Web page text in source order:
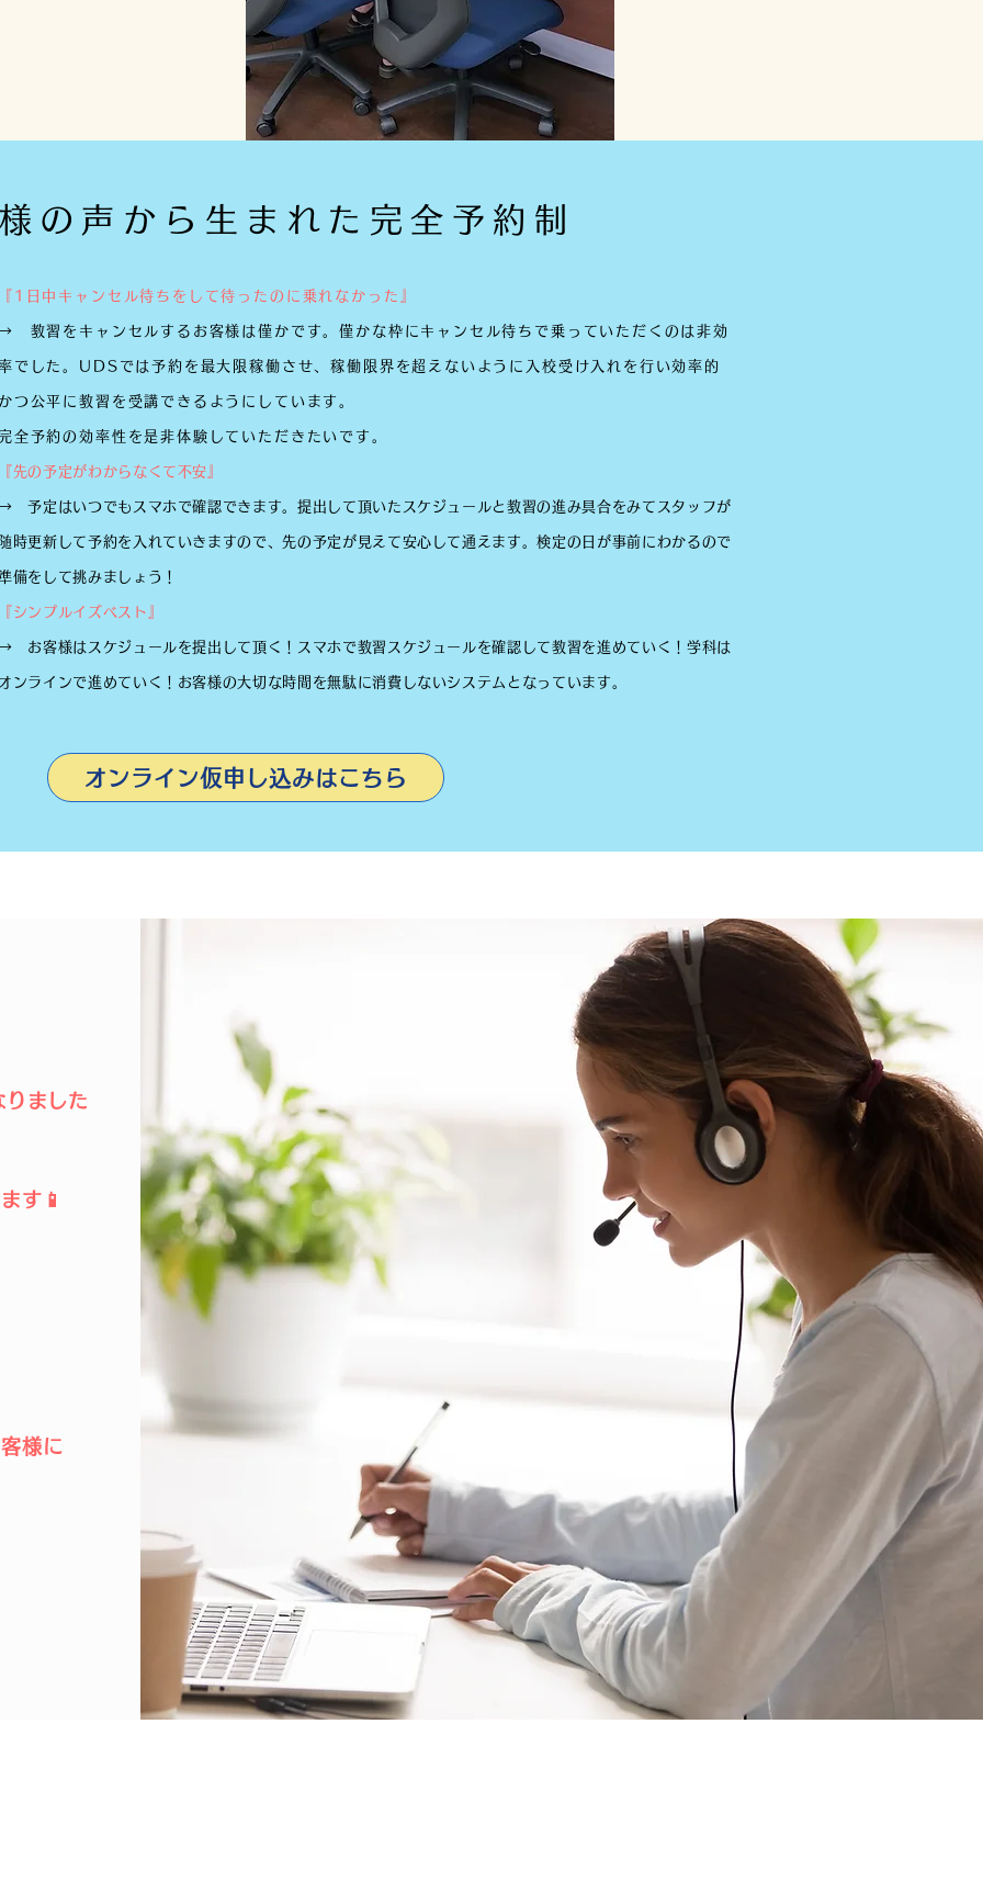
の声から生まれた完全予約制
1日中キャンセル待ちをして待ったのに乗れなかった』
教習をキャンセルするお客様は僅かです。僅かな枠にキャンセル待ちで乗っていただくのは非効
でした。 UDSでは予約を最大限稼働させ、稼働限界を超えないように入校受け入れを行 い効率的
つ公平に教習を受講できるようにしています。
全予約の効率性を是非体験していただきたいです。
先の予定がわからなくて不安』
予定はいつでもスマホで確認できます。提出して頂いたスケジュールと教習の進み具合をみてスタッフが
時更新して予約を入れていきますので、先の予定が見えて安心して通えます。検定の日が事前にわかるので
備をして挑みましょう！
シンプルイズベスト』
お客様はスケジュールを提出して頂く！スマホで教習スケジュールを確認して教習を進めていく！学科は
ンラインで進めていく！お客様の大切な時間を無駄に消費しないシステムとなっています。
オンライン仮申し込みはこちら
ました
す📱
様に